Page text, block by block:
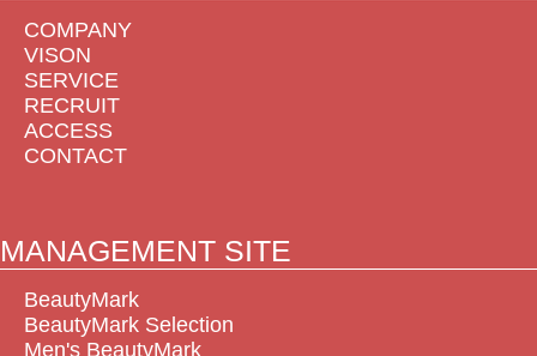
COMPANY
VISON
SERVICE
RECRUIT
ACCESS
CONTACT
MANAGEMENT SITE
BeautyMark
BeautyMark Selection
Men's BeautyMark